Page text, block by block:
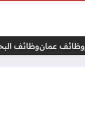
وظائف عمانوظائف